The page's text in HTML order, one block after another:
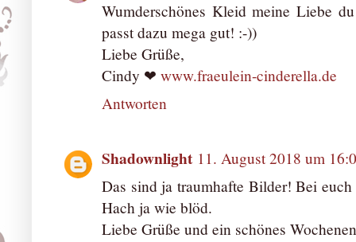
Wumderschönes Kleid meine Liebe
passt dazu mega gut! :-))
Liebe Grüße,
Cindy ❤ www.fraeulein-cinderella.de
Antworten
Shadownlight 11. August 2018 um
Das sind ja traumhafte Bilder! Bei
Hach ja wie blöd.
Liebe Grüße und ein schönes